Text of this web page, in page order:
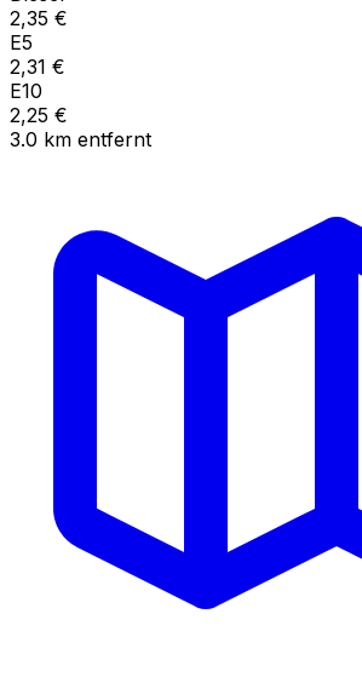
2,35 €
E5
2,31 €
E10
2,25 €
3.0 km entfernt